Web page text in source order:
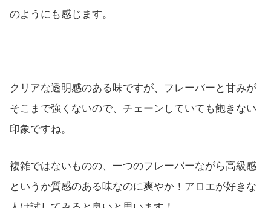
のようにも感じます。
クリアな透明感のある味ですが、フレーバーと甘みが
そこまで強くないので、チェーンしていても飽きない
印象ですね。
複雑ではないものの、一つのフレーバーながら高級感
というか質感のある味なのに爽やか！アロエが好きな